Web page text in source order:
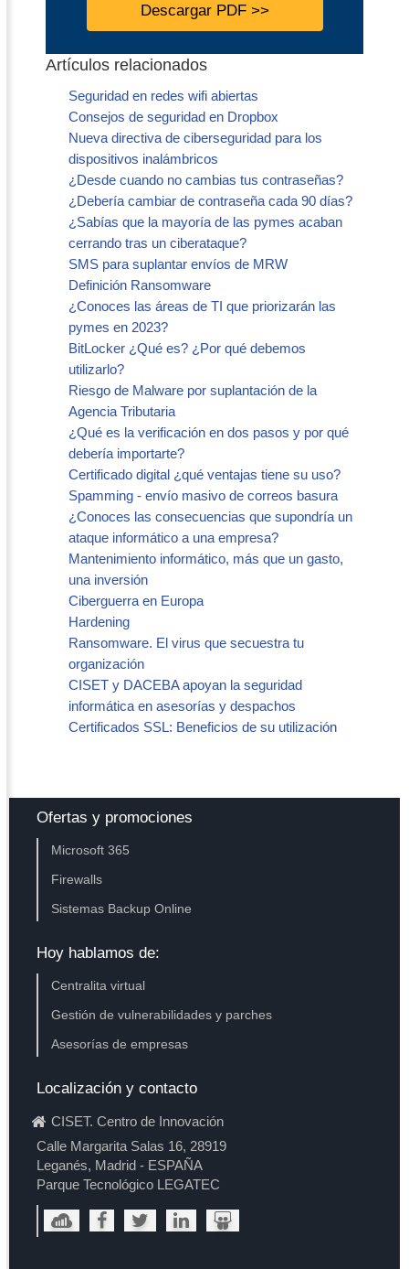
Descargar PDF >>
Artículos relacionados
Seguridad en redes wifi abiertas
Consejos de seguridad en Dropbox
Nueva directiva de ciberseguridad para los
dispositivos inalámbricos
¿Desde cuando no cambias tus contraseñas?
¿Debería cambiar de contraseña cada 90 días?
¿Sabías que la mayoría de las pymes acaban
cerrando tras un ciberataque?
SMS para suplantar envíos de MRW
Definición Ransomware
¿Conoces las áreas de TI que priorizarán las
pymes en 2023?
BitLocker ¿Qué es? ¿Por qué debemos
utilizarlo?
Riesgo de Malware por suplantación de la
Agencia Tributaria
¿Qué es la verificación en dos pasos y por qué
debería importarte?
Certificado digital ¿qué ventajas tiene su uso?
Spamming - envío masivo de correos basura
¿Conoces las consecuencias que supondría un
ataque informático a una empresa?
Mantenimiento informático, más que un gasto,
una inversión
Ciberguerra en Europa
Hardening
Ransomware. El virus que secuestra tu
organización
CISET y DACEBA apoyan la seguridad
informática en asesorías y despachos
Certificados SSL: Beneficios de su utilización
Ofertas y promociones
Microsoft 365
Firewalls
Sistemas Backup Online
Hoy hablamos de:
Centralita virtual
Gestión de vulnerabilidades y parches
Asesorías de empresas
Localización y contacto
CISET. Centro de Innovación
Calle Margarita Salas 16, 28919
Leganés, Madrid - ESPAÑA
Parque Tecnológico LEGATEC